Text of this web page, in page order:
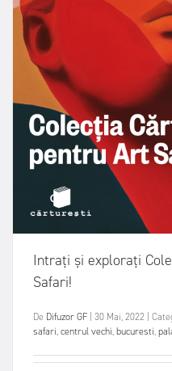
Intrați și explorați
Safari!
De Difuzor GF 30 Mai, 2022
safari,centrul vechi,bucuresti,